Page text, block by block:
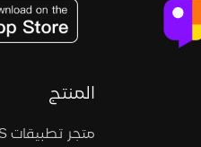
المنتج
متجر تطبيقات iOS